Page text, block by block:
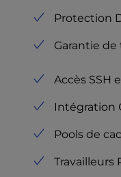
Protection
Garantie
Accès SSH
Intégration
Pools de
Travailleurs